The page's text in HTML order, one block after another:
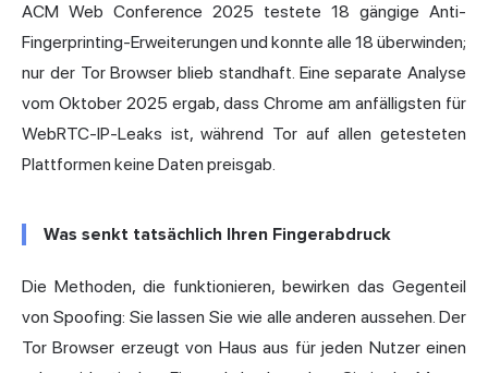
ACM Web Conference 2025 testete 18 gängige Anti-
Fingerprinting-Erweiterungen und konnte alle 18 überwinden;
nur der Tor Browser blieb standhaft. Eine separate Analyse
vom Oktober 2025 ergab, dass Chrome am anfälligsten für
WebRTC-IP-Leaks ist, während Tor auf allen getesteten
Plattformen keine Daten preisgab.
Was senkt tatsächlich Ihren Fingerabdruck
Die Methoden, die funktionieren, bewirken das Gegenteil
von Spoofing: Sie lassen Sie wie alle anderen aussehen. Der
Tor Browser erzeugt von Haus aus für jeden Nutzer einen